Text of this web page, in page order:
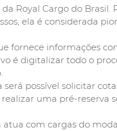
Royal Cargo do Brasil.
ela é considerada
fornece informações
é digitalizar todo o
possível solicitar
uma pré-reserva
com cargas do